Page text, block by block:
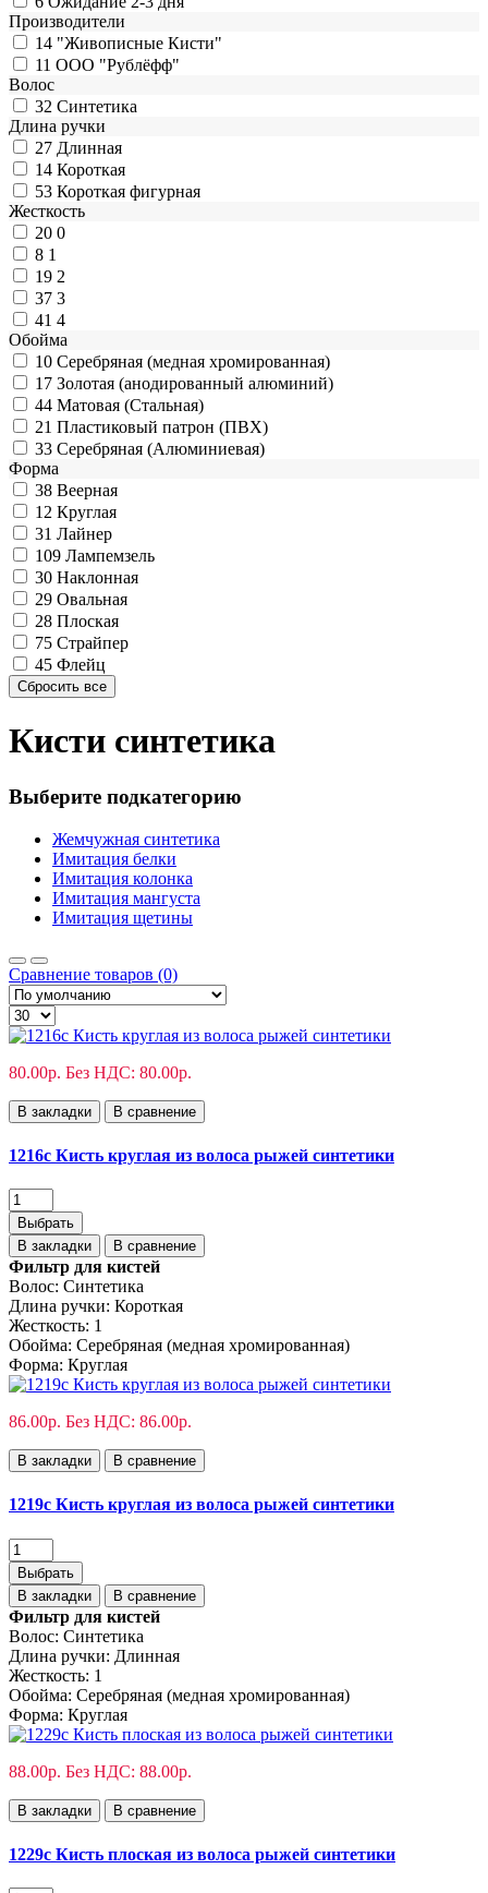
Производители
14 "Живописные Кисти"
11 ООО "Рублёфф"
Волос
32 Синтетика
Длина ручки
27 Длинная
14 Короткая
53 Короткая фигурная
Жесткость
20 0
8 1
19 2
37 3
41 4
Обойма
10 Cеребряная (медная хромированная)
17 Золотая (анодированный алюминий)
44 Матовая (Стальная)
21 Пластиковый патрон (ПВХ)
33 Серебряная (Алюминиевая)
Форма
38 Веерная
12 Круглая
31 Лайнер
109 Лампемзель
30 Наклонная
29 Овальная
28 Плоская
75 Страйпер
45 Флейц
Кисти синтетика
Выберите подкатегорию
Жемчужная синтетика
Имитация белки
Имитация колонка
Имитация мангуста
Имитация щетины
Сравнение товаров (0)
80.00р. Без НДС: 80.00р.
В закладки В сравнение
1216c Кисть круглая из волоса рыжей синтетики
Выбрать
В закладки
В сравнение
Фильтр для кистей
Волос: Синтетика
Длина ручки: Короткая
Жесткость: 1
Обойма: Cеребряная (медная хромированная)
Форма: Круглая
86.00р. Без НДС: 86.00р.
В закладки В сравнение
1219c Кисть круглая из волоса рыжей синтетики
Выбрать
В закладки
В сравнение
Фильтр для кистей
Волос: Синтетика
Длина ручки: Длинная
Жесткость: 1
Обойма: Cеребряная (медная хромированная)
Форма: Круглая
88.00р. Без НДС: 88.00р.
В закладки В сравнение
1229с Кисть плоская из волоса рыжей синтетики